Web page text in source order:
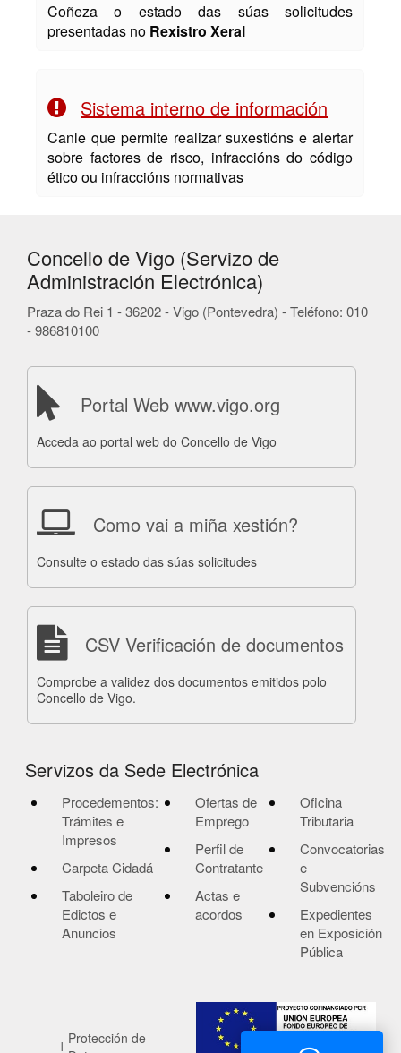
Coñeza o estado das súas solicitudes
presentadas no Rexistro Xeral
Sistema interno de información
Canle que permite realizar suxestións e alertar
sobre factores de risco, infraccións do código
ético ou infraccións normativas
Concello de Vigo (Servizo de
Administración Electrónica)
Praza do Rei 1 - 36202 - Vigo (Pontevedra) - Teléfono: 010
- 986810100
Portal Web www.vigo.org
Acceda ao portal web do Concello de Vigo
Como vai a miña xestión?
Consulte o estado das súas solicitudes
CSV Verificación de documentos
Comprobe a validez dos documentos emitidos polo
Concello de Vigo.
Servizos da Sede Electrónica
Procedementos:
Trámites e
Impresos
Carpeta Cidadá
Taboleiro de
Edictos e
Anuncios
Ofertas de
Emprego
Perfil de
Contratante
Actas e
acordos
Oficina
Tributaria
Convocatorias
e
Subvencións
Expedientes
en Exposición
Pública
Protección de